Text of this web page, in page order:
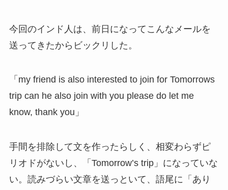
今回のインド人は、前日になってこんなメールを
送ってきたからビックリした。
「my friend is also interested to join for Tomorrows
trip can he also join with you please do let me
know, thank you」
手間を排除して文を作ったらしく、相変わらずピ
リオドがないし、「Tomorrow’s trip」になっていな
い。読みづらい文章を送っといて、語尾に「あり